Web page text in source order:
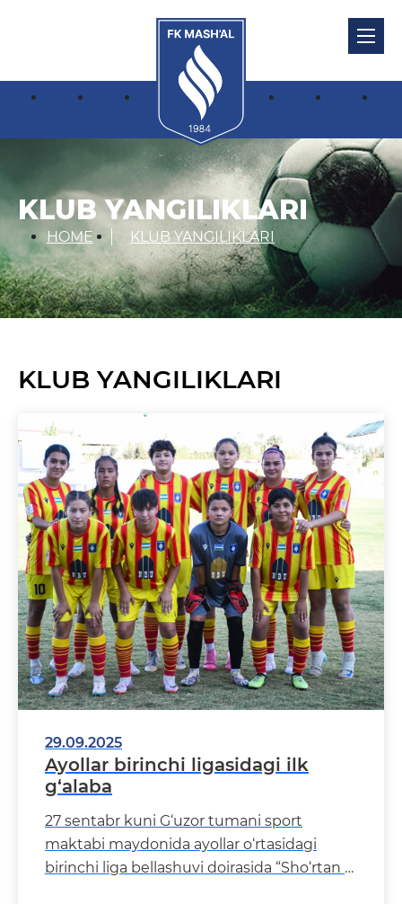
KLUB YANGILIKLARI
HOME KLUB YANGILIKLARI
KLUB YANGILIKLARI
29.09.2025
Ayollar birinchi ligasidagi ilk
g‘alaba
27 sentabr kuni G‘uzor tumani sport
maktabi maydonida ayollar o‘rtasidagi
birinchi liga bellashuvi doirasida “Sho‘rtan –